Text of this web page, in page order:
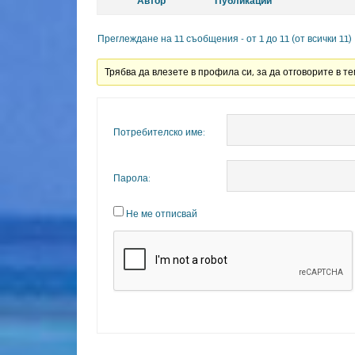
Преглеждане на 11 съобщения - от 1 до 11 (от всички 11)
Трябва да влезете в профила си, за да отговорите в
Потребителско име:
Парола:
Не ме отписвай